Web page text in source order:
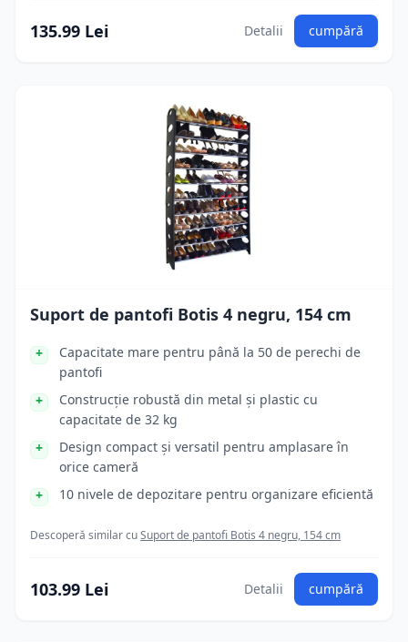
135.99 Lei Detalii cumpără
Suport de pantofi Botis 4 negru, 154 cm
Capacitate mare pentru până la 50 de perechi de
pantofi
Construcție robustă din metal și plastic cu
capacitate de 32 kg
Design compact și versatil pentru amplasare în
orice cameră
10 nivele de depozitare pentru organizare eficientă
Descoperă similar cuSuport de pantofi Botis 4 negru, 154 cm
103.99 Lei Detalii cumpără